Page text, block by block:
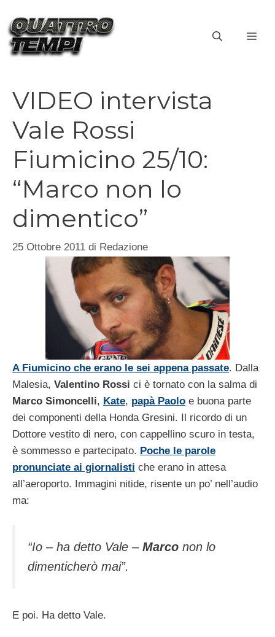
contenuto
VIDEO intervista
Vale Rossi
Fiumicino 25/10:
“Marco non lo
dimentico”
25 Ottobre 2011 di Redazione
A Fiumicino che erano le sei appena passate. Dalla
Malesia, Valentino Rossi ci è tornato con la salma di
Marco Simoncelli, Kate, papà Paolo e buona parte
dei componenti della Honda Gresini. Il ricordo di un
Dottore vestito di nero, con cappellino scuro in testa,
è sommesso e partecipato. Poche le parole
pronunciate ai giornalisti che erano in attesa
all’aeroporto. Immagini nitide, risente un po’ nell’audio
ma:
“Io – ha detto Vale – Marco non lo
dimenticherò mai”.
E poi. Ha detto Vale.